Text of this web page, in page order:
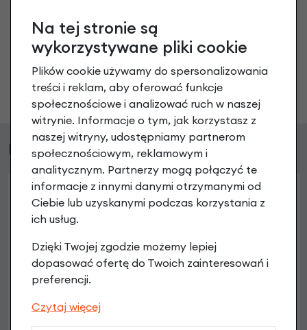
Nikt wcześniej niemiał pytań do tego produktu? A Ty o
co chcesz zapytać?
Zadaj pytanie
Podobne produkty
Na tej stronie są
wykorzystywane pliki cookie
Plików cookie używamy do spersonalizowania
treści i reklam, aby oferować funkcje
społecznościowe i analizować ruch w naszej
witrynie. Informacje o tym, jak korzystasz z
naszej witryny, udostępniamy partnerom
społecznościowym, reklamowym i
analitycznym. Partnerzy mogą połączyć te
informacje z innymi danymi otrzymanymi od
Ciebie lub uzyskanymi podczas korzystania z
ich usług.
Dzięki Twojej zgodzie możemy lepiej
dopasować ofertę do Twoich zainteresowań i
preferencji.
Czytaj więcej